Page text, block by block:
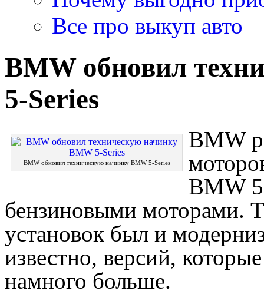
Все про выкуп авто
BMW обновил
5-Series
BMW обновил техническую начинку BMW 5-Series
BMW
BMW
бензиновыми моторами.
установок был и
известно, версий,
намного больше.